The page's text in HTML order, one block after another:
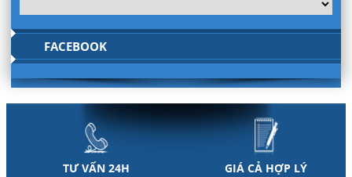
FACEBOOK
TƯ VẤN 24H GIÁ CẢ HỢP LÝ